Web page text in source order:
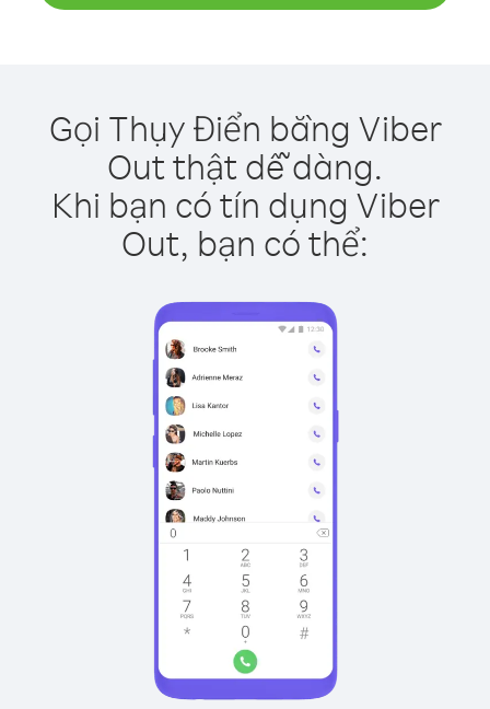
Gọi Thụy Điển bằng Viber
Out thật dễ dàng.
Khi bạn có tín dụng Viber
Out, bạn có thể: